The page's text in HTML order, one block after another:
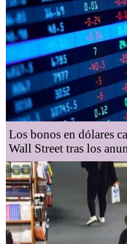
Los bonos en dólares
Wall Street tras los